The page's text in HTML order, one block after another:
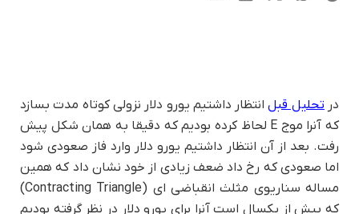
در تحلیل قبلانتظار داشتیم یورو دلار نزولی کوتاه مدت بسازد
که آنرا موج E لحاظ کرده بودیم که دقیقا به همان شکل پیش
رفت. بعد از آن انتظار داشتیم یورو دلار وارد فاز صعودی شود
اما صعودی که رخ داد ضعف زیادی از خود نشان داد که همین
مساله سناریوی مثلث انقباضی ای (Contracting Triangle)
که بیش از یکسال است آنرا برای یورو دلار در نظر گرفته بودیم